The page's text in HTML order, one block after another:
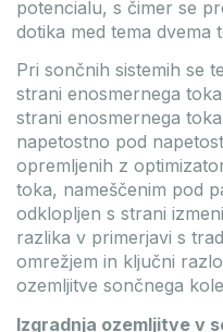
potencialu, s čimer se
dotika med tema dvema
Pri sončnih sistemih se
strani enosmernega
strani enosmernega
napetostno pod
opremljenih z
toka, nameščenim pod
odklopljen s strani
razlika v primerjavi s
omrežjem in ključni
ozemljitve sončnega
Izgradnja ozemljitve v